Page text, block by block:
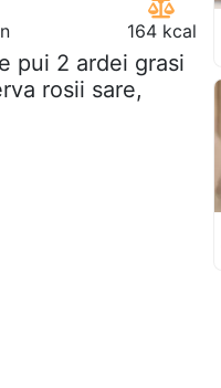
164 kcal
pui 2 ardei grasi
rosii sare,